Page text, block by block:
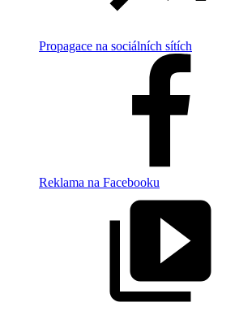
Propagace na sociálních sítích
Reklama na Facebooku